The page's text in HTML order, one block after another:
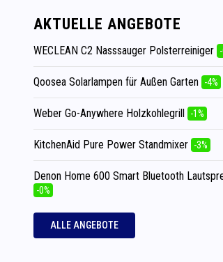
AKTUELLE ANGEBOTE
WECLEAN C2 Nasssauger Polsterreiniger
Qoosea Solarlampen für Außen Garten -4%
Weber Go-Anywhere Holzkohlegrill -1%
KitchenAid Pure Power Standmixer -3%
Denon Home 600 Smart Bluetooth
-0%
ALLE ANGEBOTE